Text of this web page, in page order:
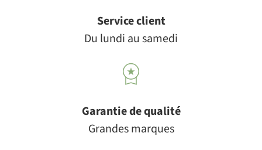
Service client
Du lundi au samedi
Garantie de qualité
Grandes marques